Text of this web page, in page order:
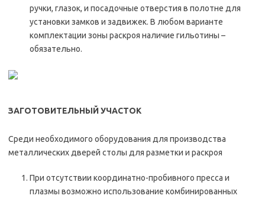
ручки, глазок, и посадочные отверстия в полотне для
установки замков и задвижек. В любом варианте
комплектации зоны раскроя наличие гильотины –
обязательно.
ЗАГОТОВИТЕЛЬНЫЙ УЧАСТОК
Среди необходимого оборудования для производства
металлических дверей столы для разметки и раскроя
При отсутствии координатно-пробивного пресса и
плазмы возможно использование комбинированных